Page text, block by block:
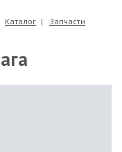
Каталог Запчасти